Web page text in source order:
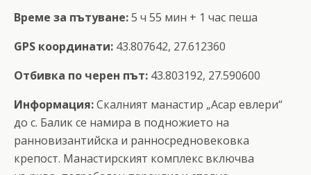
Време за пътуване:5 ч 55 мин + 1 час пеша
GPS координати: 43.807642, 27.612360
Отбивка по черен път: 43.803192, 27.590600
Информация:Скалният манастир „Асар евлери“
до с. Балик се намира в подножието на
ранновизантийска и ранносредновековка
крепост. Манастирският комплекс включва